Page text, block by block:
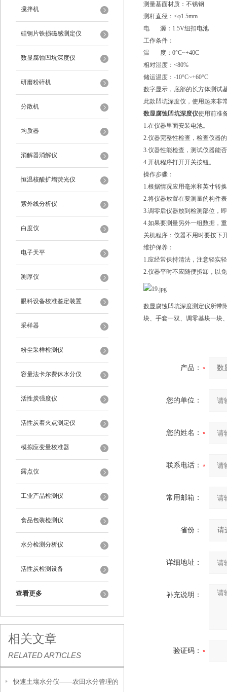
搅拌机
硅钢片铁损磁感测定仪
数显腐蚀凹坑深度仪
研磨粉碎机
分散机
均质器
消解器消解仪
恒温核酸扩增荧光仪
紫外线分析仪
白度仪
电子天平
测厚仪
眼科设备校准鉴定装置
采样器
粉尘采样检测仪
容量法卡尔费休水分仪
活性炭强度仪
活性炭着火点测定仪
模拟应变量校准器
露点仪
工业产品检测仪
食品包装检测仪
水分检测分析仪
活性炭检测设备
查看更多
相关文章
RELATED ARTICLES
快速土壤水分仪——农田水分管理的
测量基面材质：不锈钢
测杆直径：≤φ1.5mm
电 源：1.5V纽扣电池
工作条件：
温 度：0°C~+40C
相对湿度：<80%
储运温度：-10°C~+60°C
数字显示，底部的长方体测试
此款凹坑深度仪，使用起来非
数显腐蚀凹坑深度仪使用前准
1.在仪器里面安装电池。
2.仪器完整性检查，检查仪器
3.仪器性能检查，测试仪器能
4.开机程序打开开关按钮。
操作步骤：
1.根据情况应用毫米和英寸转
2.将仪器放置在要测量的构件
3.调零后仪器放到检测部位，
4.如果要测量另外一组数据，
关机程序：仪器不用时要按下
维护保养：
1.应经常保持清法，注意轻实
2.仪器平时不应随便拆卸，以
数显腐蚀凹坑深度测定仪所带
块、手套一双、调零基块一块
产品：
您的单位：
您的姓名：
联系电话：
常用邮箱：
省份：
详细地址：
补充说明：
验证码：